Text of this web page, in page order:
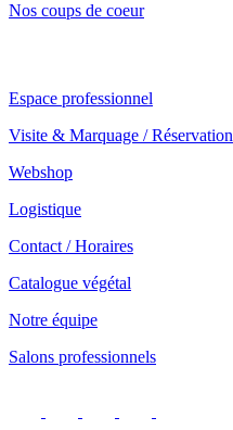
Nos coups de coeur
Espace professionnel
Visite & Marquage / Réservation
Webshop
Logistique
Contact / Horaires
Catalogue végétal
Notre équipe
Salons professionnels